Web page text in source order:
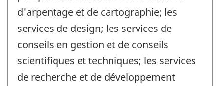
d'arpentage et de cartographie; les
services de design; les services de
conseils en gestion et de conseils
scientifiques et techniques; les services
de recherche et de développement